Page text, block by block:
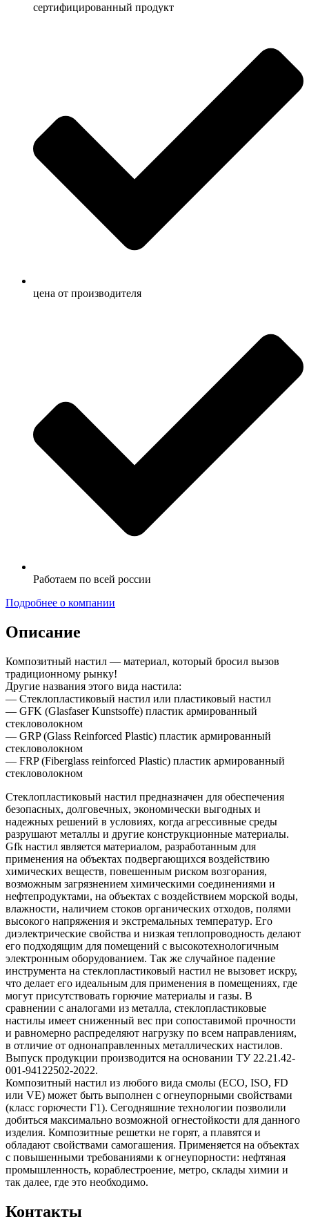
сертифицированный продукт
ценa от производителя
Работаем по всей россии
Подробнее о компании
Описание
Композитный настил — материал, который бросил вызов
традиционному рынку!
Другие названия этого вида настила:
— Стеклопластиковый настил или пластиковый настил
— GFK (Glasfaser Kunstsoffe) пластик армированный
стекловолокном
— GRP (Glass Reinforced Plastic) пластик армированный
стекловолокном
— FRP (Fiberglass reinforced Plastic) пластик армированный
стекловолокном
Стеклопластиковый настил предназначен для обеспечения
безопасных, долговечных, экономически выгодных и
надежных решений в условиях, когда агрессивные среды
разрушают металлы и другие конструкционные материалы.
Gfk настил является материалом, разработанным для
применения на объектах подвергающихся воздействию
химических веществ, повешенным риском возгорания,
возможным загрязнением химическими соединениями и
нефтепродуктами, на объектах с воздействием морской воды,
влажности, наличием стоков органических отходов, полями
высокого напряжения и экстремальных температур. Его
диэлектрические свойства и низкая теплопроводность делают
его подходящим для помещений с высокотехнологичным
электронным оборудованием. Так же случайное падение
инструмента на стеклопластиковый настил не вызовет искру,
что делает его идеальным для применения в помещениях, где
могут присутствовать горючие материалы и газы. В
сравнении с аналогами из металла, стеклопластиковые
настилы имеет сниженный вес при сопоставимой прочности
и равномерно распределяют нагрузку по всем направлениям,
в отличие от однонаправленных металлических настилов.
Выпуск продукции производится на основании ТУ 22.21.42-
001-94122502-2022.
Композитный настил из любого вида смолы (ECO, ISO, FD
или VE) может быть выполнен с огнеупорными свойствами
(класс горючести Г1). Сегодняшние технологии позволили
добиться максимально возможной огнестойкости для данного
изделия. Композитные решетки не горят, а плавятся и
обладают свойствами самогашения. Применяется на объектах
с повышенными требованиями к огнеупорности: нефтяная
промышленность, кораблестроение, метро, склады химии и
так далее, где это необходимо.
Контакты